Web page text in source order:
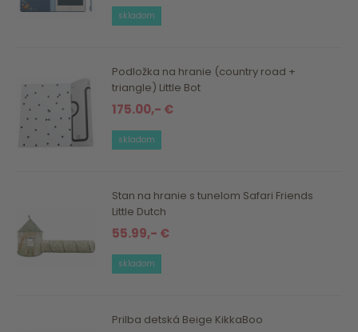
skladom
Podložka na hranie (country road +
triangle) Little Bot
175.00,- €
skladom
Stan na hranie s tunelom Safari Friends
Little Dutch
55.99,- €
skladom
Prilba detská Beige KikkaBoo